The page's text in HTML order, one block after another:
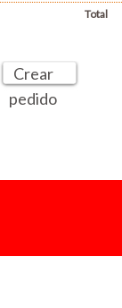
Total
Crear
pedido